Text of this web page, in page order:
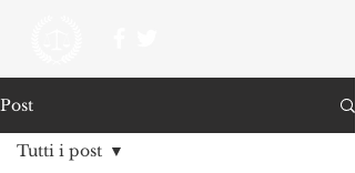
Post
Tutti i post